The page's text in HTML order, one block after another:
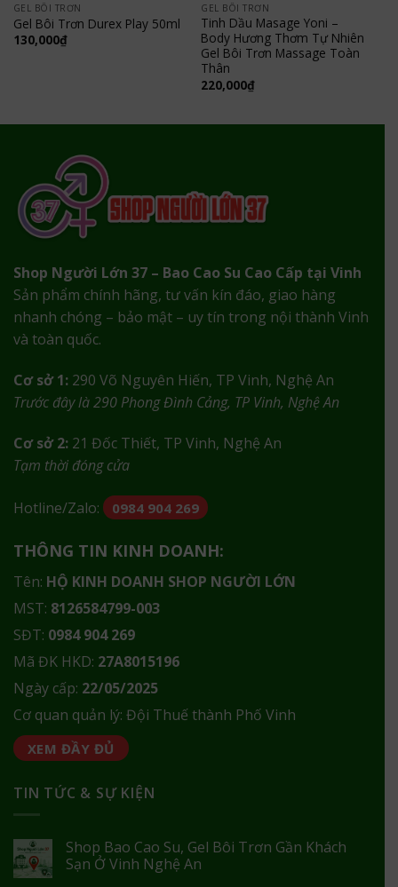
GEL BÔI TRƠN
Gel Bôi Trơn Durex Play 50ml
130,000₫
GEL BÔI TRƠN
Tinh Dầu Masage Yoni –
Body Hương Thơm Tự Nhiên
Gel Bôi Trơn Massage Toàn
Thân
220,000₫
Shop Người Lớn 37 – Bao Cao Su Cao Cấp tại Vinh
Sản phẩm chính hãng, tư vấn kín đáo, giao hàng
nhanh chóng – bảo mật – uy tín trong nội thành Vinh
và toàn quốc.
Cơ sở 1: 290 Võ Nguyên Hiến, TP Vinh, Nghệ An
Trước đây là 290 Phong Đình Cảng, TP Vinh, Nghệ An
Cơ sở 2: 21 Đốc Thiết, TP Vinh, Nghệ An
Tạm thời đóng cửa
Hotline/Zalo: 0984 904 269
THÔNG TIN KINH DOANH:
Tên: HỘ KINH DOANH SHOP NGƯỜI LỚN
MST: 8126584799-003
SĐT: 0984 904 269
Mã ĐK HKD: 27A8015196
Ngày cấp: 22/05/2025
Cơ quan quản lý: Đội Thuế thành Phố Vinh
XEM ĐẦY ĐỦ
TIN TỨC & SỰ KIỆN
Shop Bao Cao Su, Gel Bôi Trơn Gần Khách
Sạn Ở Vinh Nghệ An